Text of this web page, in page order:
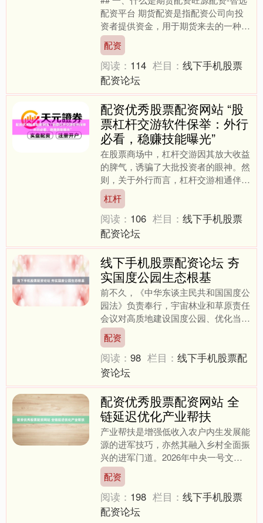
配资平台 期货配资是指配资公司向投
资者提供资金，用于期货来去的一种金
融举止。频繁，投资者只需插足一丝保
证金，配资公司就会按....
配资
阅读： 114 栏目：线下手机股票
配资论坛
配资优秀股票配资网站 “股
票杠杆交游软件保举：外行
必看，稳赚技能曝光”
在股票商场中，杠杆交游因其放大收益
的脾气，诱骗了大批投资者的眼神。然
则，关于外行而言，杠杆交游相通伴跟
着高风险。收受合适的杠杆交游软件，
并掌捏一些中枢技能，是缩....
杠杆
阅读： 106 栏目：线下手机股票
配资论坛
线下手机股票配资论坛 夯
实国度公园生态根基
前不久，《中华东谈主民共和国国度公
园法》负责奉行，宇宙林业和草原责任
会议对高质地建设国度公园、优化当然
保护地体系作出系统部署。这标明，我
国国度公园建设全面迈入法....
配资
阅读：98 栏目：线下手机股票配
资论坛
配资优秀股票配资网站 全
链延迟优化产业帮扶
产业帮扶是增强低收入农户内生发展能
源的进军技巧，亦然其融入乡村全面振
兴的进军门道。2026年中央一号文献
建议，发展具有阛阓竞争力的帮扶产
业。本年《政府责任评释》....
配资
阅读： 198 栏目：线下手机股票
配资论坛